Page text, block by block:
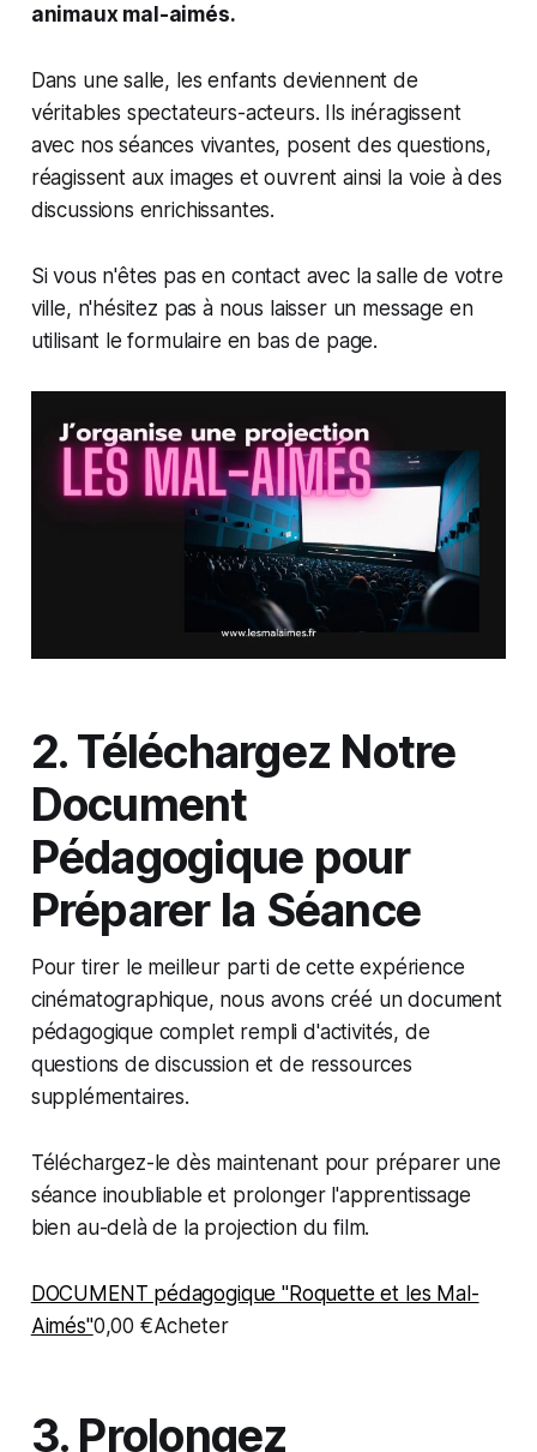
animaux mal-aimés.
Dans une salle, les enfants deviennent de
véritables spectateurs-acteurs. Ils inéragissent
avec nos séances vivantes, posent des questions,
réagissent aux images et ouvrent ainsi la voie à des
discussions enrichissantes.
Si vous n'êtes pas en contact avec la salle de votre
ville, n'hésitez pas à nous laisser un message en
utilisant le formulaire en bas de page.
2. Téléchargez Notre
Document
Pédagogique pour
Préparer la Séance
Pour tirer le meilleur parti de cette expérience
cinématographique, nous avons créé un document
pédagogique complet rempli d'activités, de
questions de discussion et de ressources
supplémentaires.
Téléchargez-le dès maintenant pour préparer une
séance inoubliable et prolonger l'apprentissage
bien au-delà de la projection du film.
DOCUMENT pédagogique "Roquette et les Mal-
Aimés"0,00 €Acheter
3. Prolongez